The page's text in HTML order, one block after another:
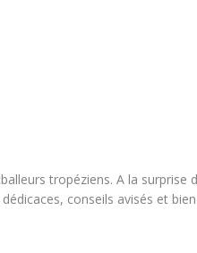
tropéziens. A la surprise
conseils avisés et